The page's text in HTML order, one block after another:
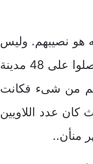
هو نصيبهم. وليس
معنى هذا أن يتركهم اللهمشردين. فها نحن نجد أنهم حصلوا على 48 مدينة
من شىء فكانت
كان عدد اللاويين
منأن..